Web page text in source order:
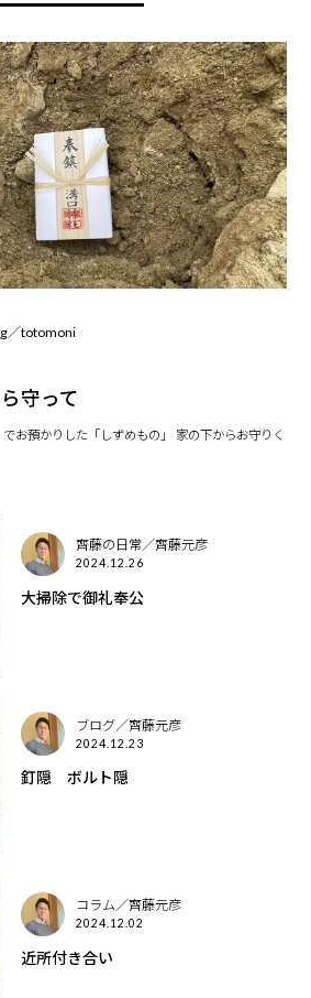
／totomoni
守って
お預かりした「しずめもの」 家の下からお守りく
齊藤の日常／齊藤元彦
2024.12.26
大掃除で御礼奉公
ブログ／齊藤元彦
2024.12.23
釘隠 ボルト隠
コラム／齊藤元彦
2024.12.02
近所付き合い